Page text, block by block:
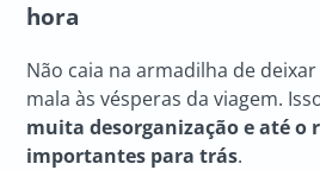
hora
Não caia na armadilha de
mala às vésperas da viagem.
muita desorganização e até o
importantes para trás.